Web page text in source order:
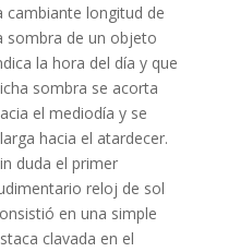
cambiante longitud de
sombra de un objeto
la hora del día y que
sombra se acorta
el mediodía y se
hacia el atardecer.
duda el primer
reloj de sol
en una simple
clavada en el